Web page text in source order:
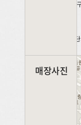
여 가
의료산업
매장사진